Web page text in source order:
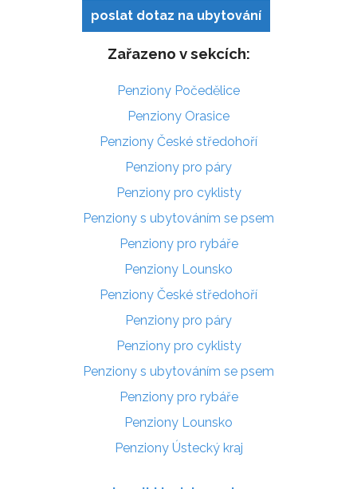
poslat dotaz na ubytování
Zařazeno v sekcích:
Penziony Počedělice
Penziony Orasice
Penziony České středohoří
Penziony pro páry
Penziony pro cyklisty
Penziony s ubytováním se psem
Penziony pro rybáře
Penziony Lounsko
Penziony České středohoří
Penziony pro páry
Penziony pro cyklisty
Penziony s ubytováním se psem
Penziony pro rybáře
Penziony Lounsko
Penziony Ústecký kraj